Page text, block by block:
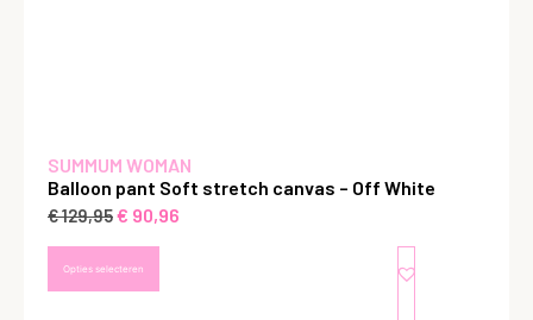
SUMMUM WOMAN
Balloon pant Soft stretch canvas – Off White
€129,95€ 90,96
Opties selecteren